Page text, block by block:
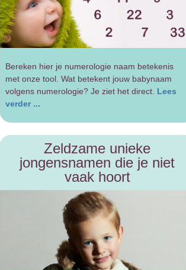
Bereken hier je numerologie naam betekenis
met onze tool. Wat betekent jouw babynaam
volgens numerologie? Je ziet het direct. Lees
verder ...
Zeldzame unieke
jongensnamen die je niet
vaak hoort